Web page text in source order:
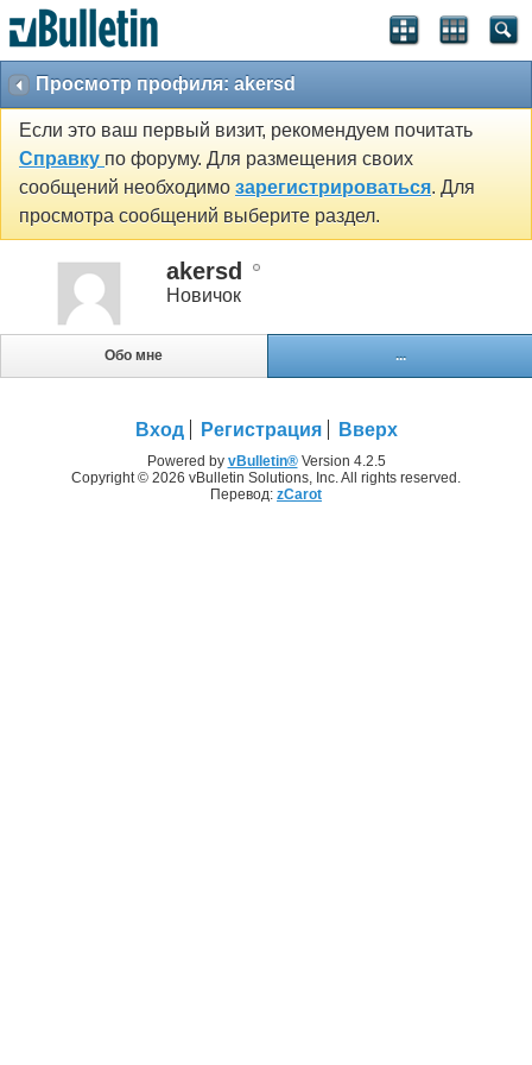
Просмотр профиля: akersd
Если это ваш первый визит, рекомендуем почитать
Справку по форуму. Для размещения своих
сообщений необходимо зарегистрироваться. Для
просмотра сообщений выберите раздел.
akersd
Новичок
Обо мне ...
Вход Регистрация Вверх
Powered by vBulletin®Version 4.2.5
Copyright © 2026 vBulletin Solutions, Inc. All rights reserved.
Перевод: zCarot